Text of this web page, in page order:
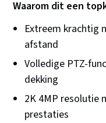
Waarom dit een
Extreem krachtig
afstand
Volledige PTZ-
dekking
2K 4MP resolutie
prestaties